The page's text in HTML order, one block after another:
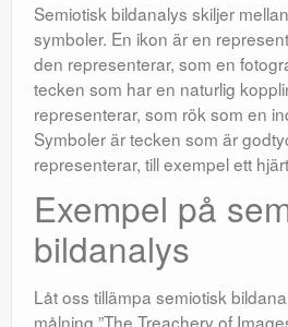
Semiotisk bildanalys skiljer
symboler. En ikon är en
den representerar, som en
tecken som har en naturlig
representerar, som rök som en
Symboler är tecken som är
representerar, till exempel ett
Exempel på
bildanalys
Låt oss tillämpa semiotisk
målning ”The Treachery of